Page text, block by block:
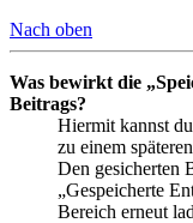
Nach oben
Was bewirkt die
Beitrags?
Hiermit kannst
zu einem
Den gesicherten
„Gespeicherte
Bereich erneut